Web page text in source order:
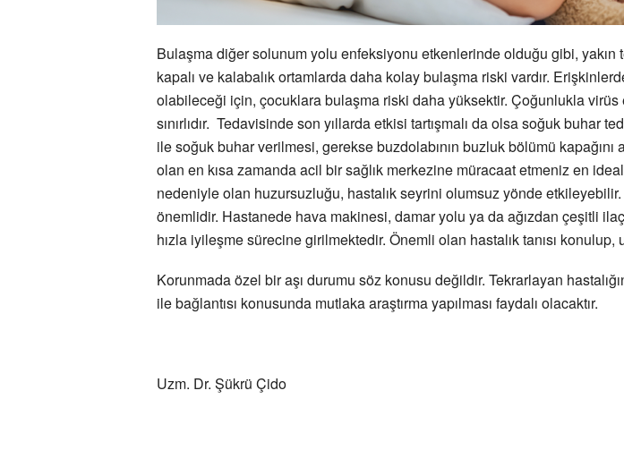
Bulaşma diğer solunum yolu enfeksiyonu etkenlerinde olduğu gibi, yakın
kapalı ve kalabalık ortamlarda daha kolay bulaşma riski vardır.
olabileceği için, çocuklara bulaşma riski daha yüksektir. Çoğunlukla
sınırlıdır. Tedavisinde son yıllarda etkisi tartışmalı da olsa soğuk buhar
ile soğuk buhar verilmesi, gerekse buzdolabının buzluk bölümü kapağını
olan en kısa zamanda acil bir sağlık merkezine müracaat etmeniz en
nedeniyle olan huzursuzluğu, hastalık seyrini olumsuz yönde
önemlidir. Hastanede hava makinesi, damar yolu ya da ağızdan çeşitli
hızla iyileşme sürecine girilmektedir. Önemli olan hastalık tanısı konulup,
Korunmada özel bir aşı durumu söz konusu değildir. Tekrarlayan
ile bağlantısı konusunda mutlaka araştırma yapılması faydalı olacaktır.
Uzm. Dr. Şükrü Çido